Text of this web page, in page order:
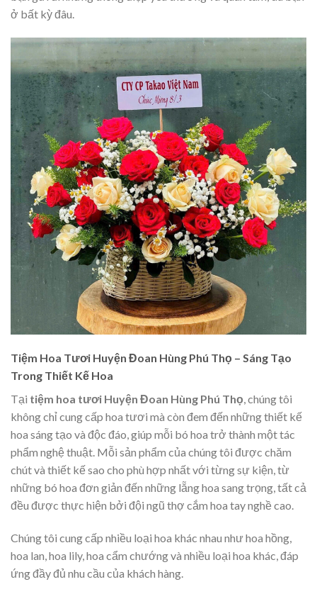
ở bất kỳ đâu.
Tiệm Hoa Tươi Huyện Đoan Hùng Phú Thọ – Sáng Tạo
Trong Thiết Kế Hoa
Tại tiệm hoa tươi Huyện Đoan Hùng Phú Thọ, chúng tôi
không chỉ cung cấp hoa tươi mà còn đem đến những thiết kế
hoa sáng tạo và độc đáo, giúp mỗi bó hoa trở thành một tác
phẩm nghệ thuật. Mỗi sản phẩm của chúng tôi được chăm
chút và thiết kế sao cho phù hợp nhất với từng sự kiện, từ
những bó hoa đơn giản đến những lẵng hoa sang trọng, tất cả
đều được thực hiện bởi đội ngũ thợ cắm hoa tay nghề cao.
Chúng tôi cung cấp nhiều loại hoa khác nhau như hoa hồng,
hoa lan, hoa lily, hoa cẩm chướng và nhiều loại hoa khác, đáp
ứng đầy đủ nhu cầu của khách hàng.